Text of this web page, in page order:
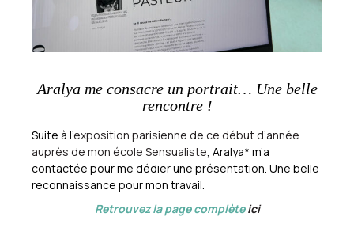
Aralya me consacre un portrait… Une belle
rencontre !
Suite à l’exposition parisienne de ce début d’année
auprès de mon école Sensualiste, Aralya* m’a
contactée pour me dédier une présentation. Une belle
reconnaissance pour mon travail.
Retrouvez la page complèteici